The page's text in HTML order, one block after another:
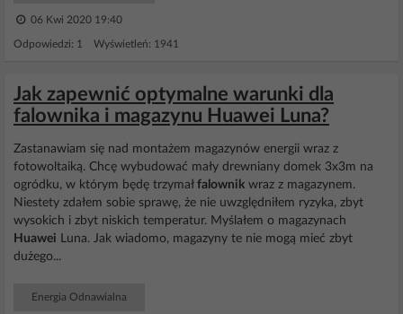
06 Kwi 2020 19:40
Odpowiedzi: 1 Wyświetleń: 1941
Jak zapewnić optymalne warunki dla
falownika i magazynu Huawei Luna?
Zastanawiam się nad montażem magazynów energii wraz z
fotowoltaiką. Chcę wybudować mały drewniany domek 3x3m na
ogródku, w którym będę trzymał falownik wraz z magazynem.
Niestety zdałem sobie sprawę, że nie uwzględniłem ryzyka, zbyt
wysokich i zbyt niskich temperatur. Myślałem o magazynach
Huawei Luna. Jak wiadomo, magazyny te nie mogą mieć zbyt
dużego...
Energia Odnawialna